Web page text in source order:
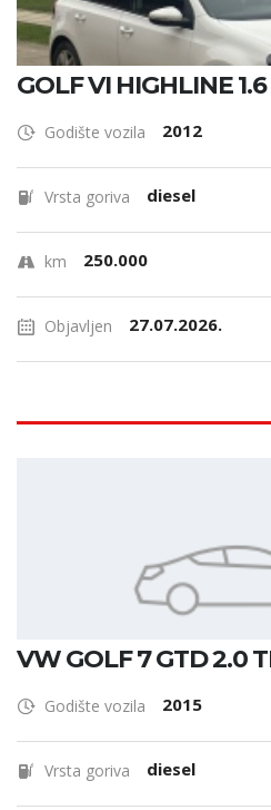
GOLF VI HIGHLINE
Godište vozila 2012
Vrsta goriva diesel
km 250.000
Objavljen 27.07.2026.
VW GOLF 7 GTD 2.0
Godište vozila 2015
Vrsta goriva diesel